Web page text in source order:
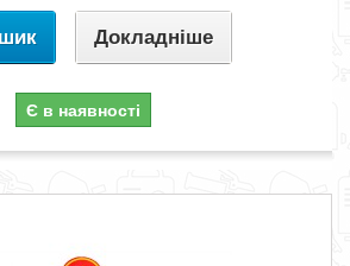
Докладніше
Є в наявності